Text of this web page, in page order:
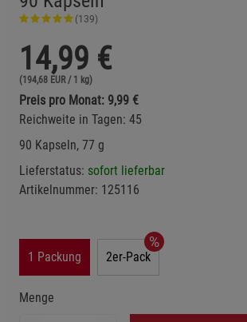
(139)
14,99 €
(194,68 EUR / 1 kg)
Preis pro Monat: 9,99 €
Reichweite in Tagen: 45
90 Kapseln, 77 g
Lieferstatus: sofort lieferbar
Artikelnummer: 125116
1 Packung 2er-Pack
Menge